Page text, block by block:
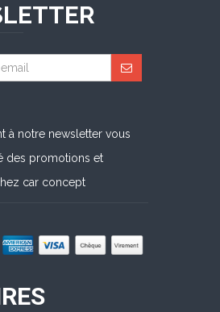
à notre newsletter vous
des promotions et
car concept